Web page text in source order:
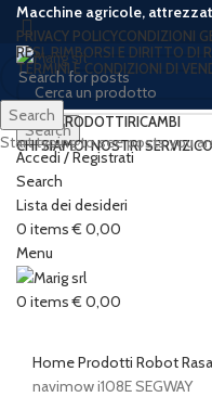
Macchine agricole,
PRIVACY POLICYCONDIZIONI
RESI, RIMBORSI E DIRITTO DI
TERMINI E CONDIZIONI DI
Search
Accedi / Registrati
Search
Lista dei desideri
0 items € 0,00
Menu
0 items € 0,00
HOME PRODOTTIRICAMBI
CHI SIAMOI NOSTRI SERVIZI
-19%
Click to enlarge
HomeProdotti Robot
navimow i108E SEGWAY
Search
Start typing to see posts you